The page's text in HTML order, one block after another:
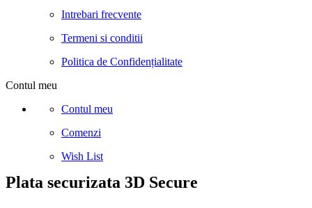
Intrebari frecvente
Termeni si conditii
Politica de Confidențialitate
Contul meu
Contul meu
Comenzi
Wish List
Plata securizata 3D Secure